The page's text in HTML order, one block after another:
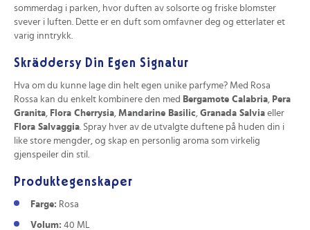
sommerdag i parken, hvor duften av solsorte og friske blomster
svever i luften. Dette er en duft som omfavner deg og etterlater et
varig inntrykk.
Skräddersy Din Egen Signatur
Hva om du kunne lage din helt egen unike parfyme? Med Rosa
Rossa kan du enkelt kombinere den med Bergamote Calabria, Pera
Granita, Flora Cherrysia, Mandarine Basilic, Granada Salvia eller
Flora Salvaggia. Spray hver av de utvalgte duftene på huden din i
like store mengder, og skap en personlig aroma som virkelig
gjenspeiler din stil.
Produktegenskaper
Farge: Rosa
Volum: 40 ML